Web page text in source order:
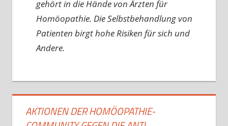
gehört in die Hände von Ärzten für
Homöopathie. Die Selbstbehandlung von
Patienten birgt hohe Risiken für sich und
Andere.
AKTIONEN DER HOMÖOPATHIE-